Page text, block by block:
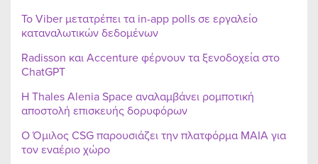
Το Viber μετατρέπει τα in-app polls σε εργαλείο
καταναλωτικών δεδομένων
Radisson και Accenture φέρνουν τα ξενοδοχεία στο
ChatGPT
Η Thales Alenia Space αναλαμβάνει ρομποτική
αποστολή επισκευής δορυφόρων
Ο Όμιλος CSG παρουσιάζει την πλατφόρμα MAIA για
τον εναέριο χώρο